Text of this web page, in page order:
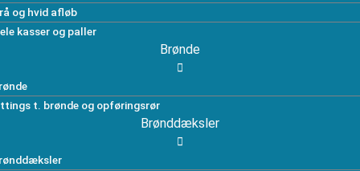
og hvid afløb
kasser og paller
Brønde
t. brønde og opføringsrør
Brønddæksler